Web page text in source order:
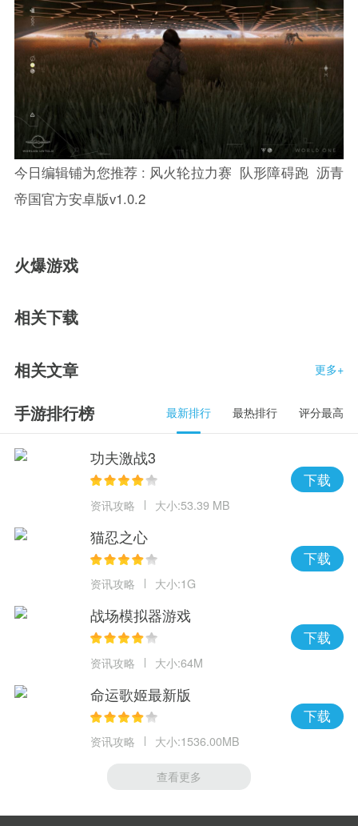
今日编辑铺为您推荐 : 风火轮拉力赛 队形障碍跑 沥青
帝国官方安卓版v1.0.2
火爆游戏
相关下载
相关文章 更多+
手游排行榜 最新排行 最热排行 评分最高
功夫激战3
资讯攻略 大小:53.39 MB
下载
猫忍之心
资讯攻略 大小:1G
下载
战场模拟器游戏
资讯攻略 大小:64M
下载
命运歌姬最新版
资讯攻略 大小:1536.00MB
下载
查看更多